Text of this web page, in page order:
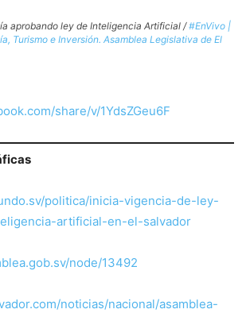
aprobando ley de Inteligencia Artificial /#EnVivo |
Turismo e Inversión. Asamblea Legislativa de El
share/v/1YdsZGeu6F
politica/inicia-vigencia-de-ley-
artificial-en-el-salvador
node/13492
noticias/nacional/asamblea-